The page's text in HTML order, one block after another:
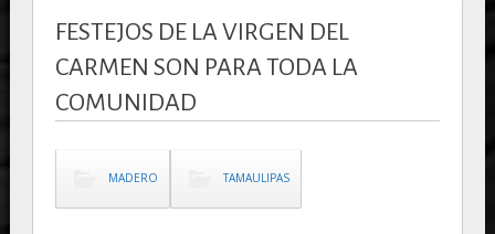
FESTEJOS DE LA VIRGEN DEL
CARMEN SON PARA TODA LA
COMUNIDAD
MADERO TAMAULIPAS